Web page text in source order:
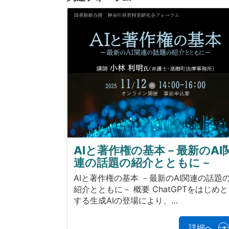
AIと著作権の基本－最新のAI
連の話題の紹介とともに－
AIと著作権の基本 －最新のAI関連の話題
紹介とともに－ 概要 ChatGPTをはじめと
する生成AIの登場により、…